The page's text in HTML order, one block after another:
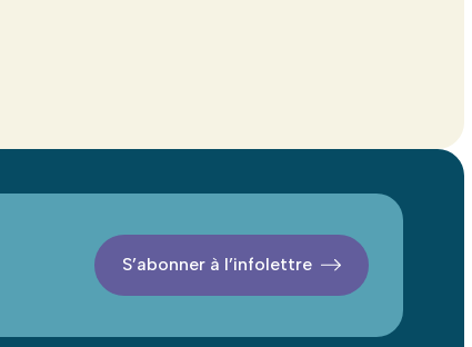
S’abonner à l’infolettre